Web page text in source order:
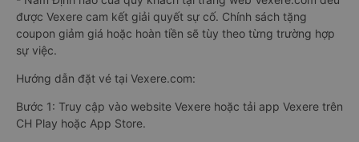
được Vexere cam kết giải quyết sự cố. Chính sách tặng
coupon giảm giá hoặc hoàn tiền sẽ tùy theo từng trường hợp
sự việc.
Hướng dẫn đặt vé tại Vexere.com:
Bước 1: Truy cập vào website Vexere hoặc tải app Vexere trên
CH Play hoặc App Store.